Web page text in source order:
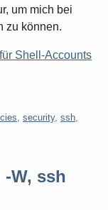
um mich bei
zu können.
Shell-Accounts
security, ssh
W, ssh